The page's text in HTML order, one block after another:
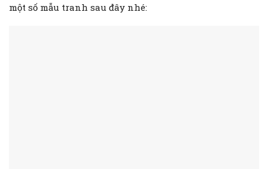
một số mẫu tranh sau đây nhé: